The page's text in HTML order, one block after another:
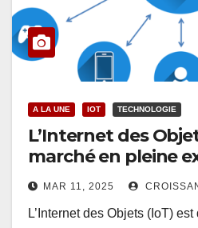
A LA UNE IOT TECHNOLOGIE
L’Internet des
marché en pleine
MAR 11, 2025
L’Internet des Objets (IoT)